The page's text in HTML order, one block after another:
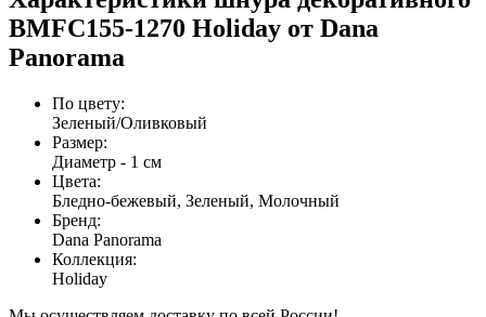
BMFC155-1270 Holiday от Dana
Panorama
По цвету:
Зеленый/Оливковый
Размер:
Диаметр - 1 см
Цвета:
Бледно-бежевый, Зеленый, Молочный
Бренд:
Dana Panorama
Коллекция:
Holiday